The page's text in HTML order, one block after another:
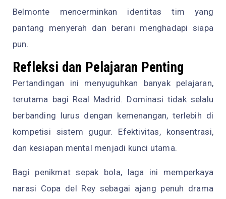
Belmonte mencerminkan identitas tim yang
pantang menyerah dan berani menghadapi siapa
pun.
Refleksi dan Pelajaran Penting
Pertandingan ini menyuguhkan banyak pelajaran,
terutama bagi Real Madrid. Dominasi tidak selalu
berbanding lurus dengan kemenangan, terlebih di
kompetisi sistem gugur. Efektivitas, konsentrasi,
dan kesiapan mental menjadi kunci utama.
Bagi penikmat sepak bola, laga ini memperkaya
narasi Copa del Rey sebagai ajang penuh drama